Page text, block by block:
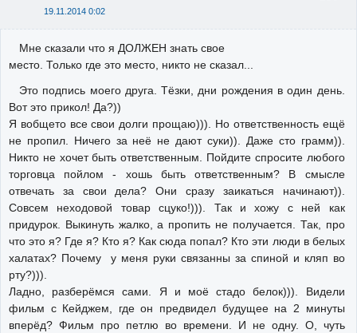
19.11.2014 0:02
Мне сказали что я ДОЛЖЕН знать свое
место. Только где это место, никто не сказал...
Это подпись моего друга. Тёзки, дни рождения в один день.
Вот это прикол! Да?))
Я вобщето все свои долги прощаю))). Но ответственность ещё
не пропил. Ничего за неё не дают суки)). Даже сто грамм)).
Никто не хочет быть ответственным. Пойдите спросите любого
торговца пойлом - хошь быть ответственным? В смысле
отвечать за свои дела? Они сразу заикаться начинают)).
Совсем неходовой товар сцуко!))). Так и хожу с ней как
придурок. Выкинуть жалко, а пропить не получается. Так, про
что это я? Где я? Кто я? Как сюда попал? Кто эти люди в белых
халатах? Почему у меня руки связанны за спиной и кляп во
рту?))).
Ладно, разберёмся сами. Я и моё стадо белок))). Видели
фильм с Кейджем, где он предвидел будущее на 2 минуты
вперёд? Фильм про петлю во времени. И не одну. О, чуть